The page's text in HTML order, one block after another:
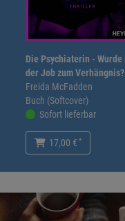
Die Psychiaterin -
der Job zum Verhängnis?
Freida McFadden
Buch (Softcover)
Sofort lieferbar
17,00 € *